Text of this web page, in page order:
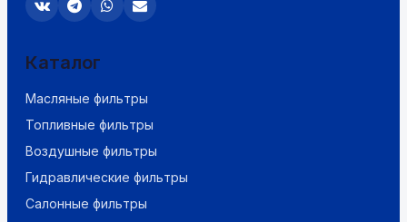
Каталог
Масляные фильтры
Топливные фильтры
Воздушные фильтры
Гидравлические фильтры
Салонные фильтры